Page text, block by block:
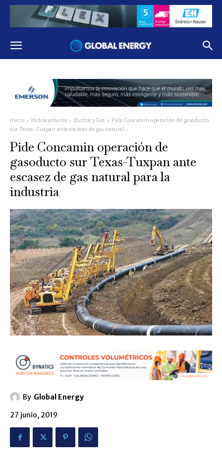
Inicio Hidrocarburos Ductos y Gas
Pide Concamin operación de gasoducto
sur Texas-Tuxpan ante escasez de gas natural...
Pide Concamin operación de
gasoducto sur Texas-Tuxpan ante
escasez de gas natural para la
industria
By Global Energy
27 junio, 2019